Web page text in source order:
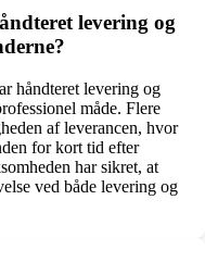
levering og
håndteret levering og
måde. Flere
af leverancen, hvor
for kort tid efter
har sikret, at
ved både levering og